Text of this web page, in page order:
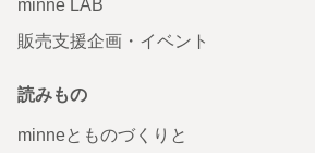
minne LAB
販売支援企画・イベント
読みもの
minneとものづくりと